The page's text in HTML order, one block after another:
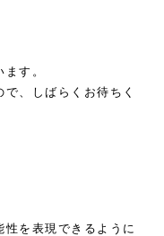
す。
、しばらくお待ちく
性を表現できるように